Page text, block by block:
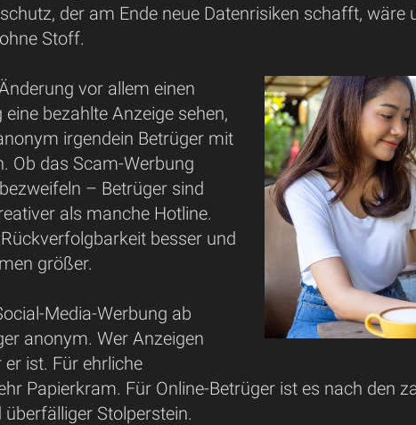
der am Ende neue Datenrisiken schafft, wäre
Stoff.
vor allem einen
bezahlte Anzeige sehen,
irgendein Betrüger mit
Ob das Scam-Werbung
– Betrüger sind
als manche Hotline.
besser und
größer.
Media-Werbung ab
anonym. Wer Anzeigen
ist. Für ehrliche
Papierkram. Für Online-Betrüger ist es nach den
Stolperstein.